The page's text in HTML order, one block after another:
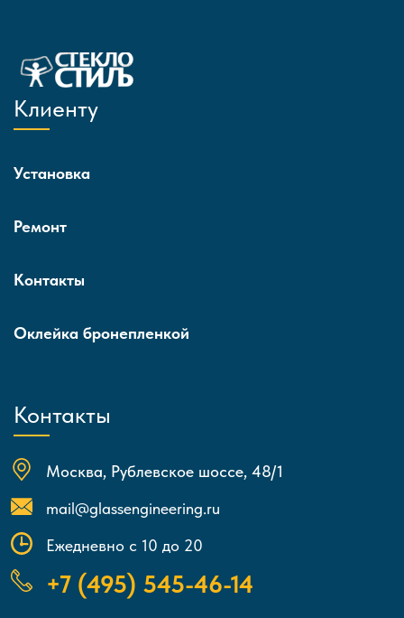
Клиенту
Установка
Ремонт
Контакты
Оклейка бронепленкой
Контакты
Москва, Рублевское шоссе, 48/1
mail@glassengineering.ru
Ежедневно с 10 до 20
+7 (495) 545-46-14